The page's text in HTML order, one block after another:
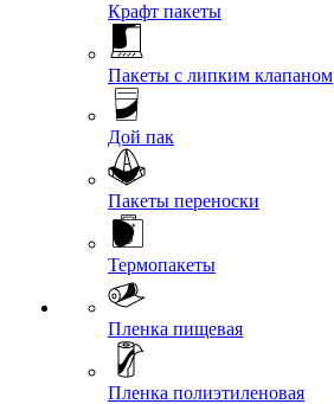
Крафт пакеты
Пакеты с липким клапаном
Дой пак
Пакеты переноски
Термопакеты
Пленка пищевая
Пленка полиэтиленовая